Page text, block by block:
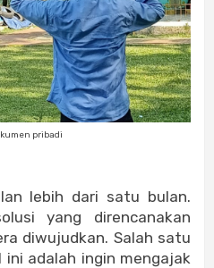
pribadi
lebih dari satu bulan.
yang direncanakan
diwujudkan. Salah satu
ini adalah ingin mengajak